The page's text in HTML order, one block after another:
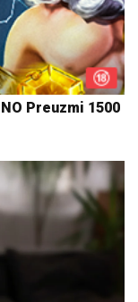
Preuzmi 1500